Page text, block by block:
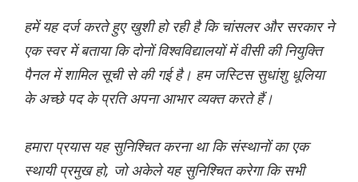
हमें यह दर्ज करते हुए खुशी हो रही है कि चांसलर और सरकार ने
एक स्वर में बताया कि दोनों विश्वविद्यालयों में वीसी की नियुक्ति
पैनल में शामिल सूची से की गई है। हम जस्टिस सुधांशु धूलिया
के अच्छे पद के प्रति अपना आभार व्यक्त करते हैं।
हमारा प्रयास यह सुनिश्चित करना था कि संस्थानों का एक
स्थायी प्रमुख हो, जो अकेले यह सुनिश्चित करेगा कि सभी